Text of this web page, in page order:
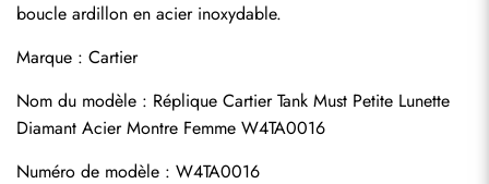
boucle ardillon en acier inoxydable.
Marque : Cartier
Nom du modèle : Réplique Cartier Tank Must Petite Lunette
Diamant Acier Montre Femme W4TA0016
Numéro de modèle : W4TA0016